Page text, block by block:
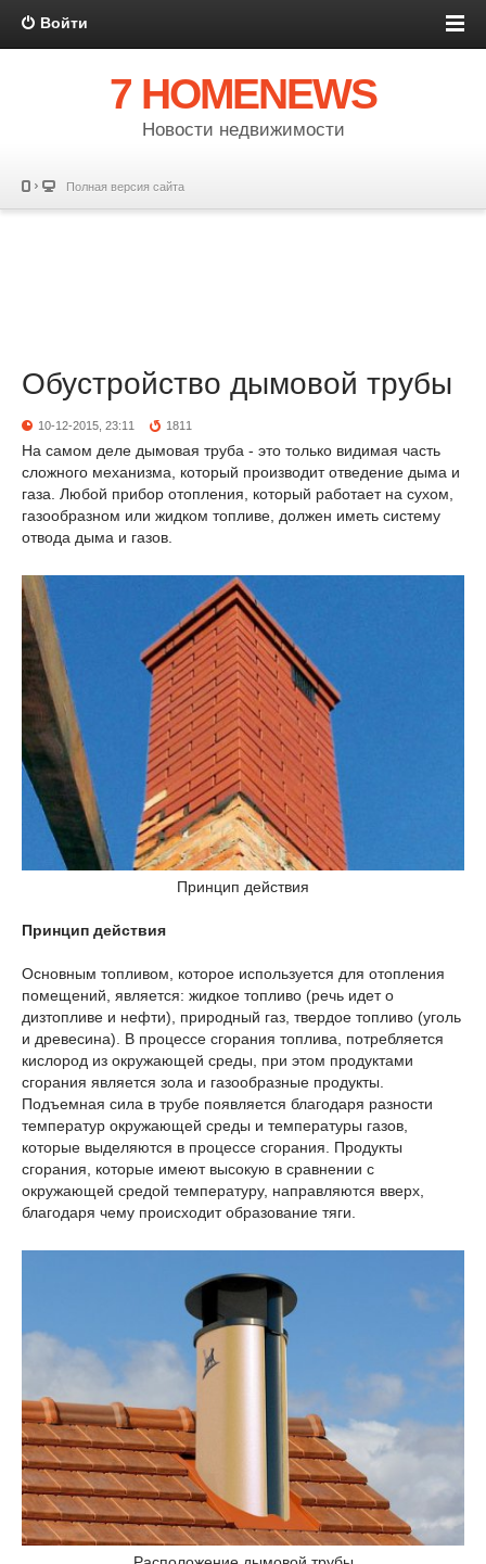
Войти
7 HOMENEWS
Новости недвижимости
Полная версия сайта
Обустройство дымовой трубы
10-12-2015, 23:11 1811
На самом деле дымовая труба - это только видимая часть
сложного механизма, который производит отведение дыма и
газа. Любой прибор отопления, который работает на сухом,
газообразном или жидком топливе, должен иметь систему
отвода дыма и газов.
Принцип действия
Принцип действия
Основным топливом, которое используется для отопления
помещений, является: жидкое топливо (речь идет о
дизтопливе и нефти), природный газ, твердое топливо (уголь
и древесина). В процессе сгорания топлива, потребляется
кислород из окружающей среды, при этом продуктами
сгорания является зола и газообразные продукты.
Подъемная сила в трубе появляется благодаря разности
температур окружающей среды и температуры газов,
которые выделяются в процессе сгорания. Продукты
сгорания, которые имеют высокую в сравнении с
окружающей средой температуру, направляются вверх,
благодаря чему происходит образование тяги.